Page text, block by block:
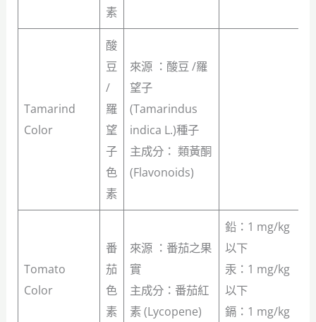
素
Tamarind
Color
酸
豆
/
羅
望
子
色
素
來源 ：酸豆 /羅
望子
(Tamarindus
indica L.)種子
主成分： 類黃酮
(Flavonoids)
Tomato
Color
番
茄
色
素
來源 ：番茄之果
實
主成分：番茄紅
素 (Lycopene)
鉛：1 mg/kg
以下
汞：1 mg/kg
以下
鎘：1 mg/kg